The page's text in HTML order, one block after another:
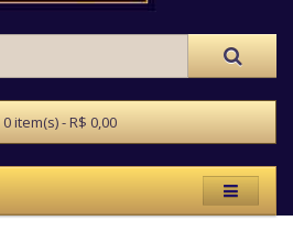
0 item(s) - R$ 0,00